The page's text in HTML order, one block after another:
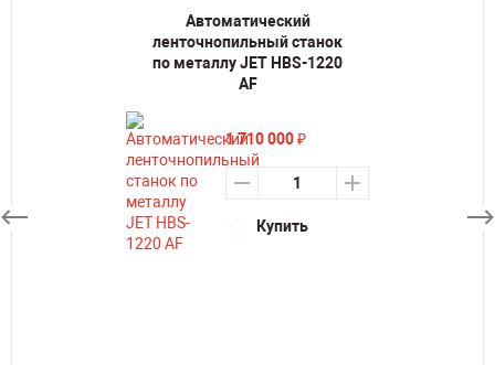
Автоматический
ленточнопильный станок
по металлу JET HBS-1220
AF
1 710 000₽
Купить